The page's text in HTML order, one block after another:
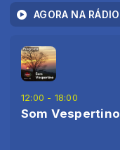
AGORA NA RÁDIO
12:00 - 18:00
Som Vespertino